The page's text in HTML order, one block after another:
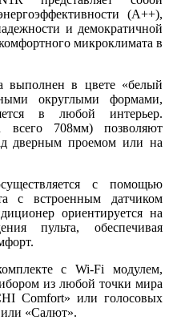
(А++),
и демократичной
микроклимата в
выполнен в цвете «белый
округлыми формами,
в любой интерьер.
всего 708мм) позволяют
дверным проемом или на
с помощью
с встроенным датчиком
ориентируется на
пульта, обеспечивая
с Wi-Fi модулем,
из любой точки мира
Comfort» или голосовых
«Салют».